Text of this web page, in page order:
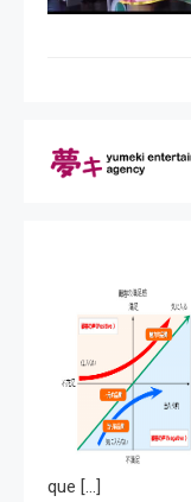
que […]